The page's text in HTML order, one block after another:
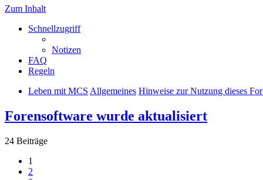
Zum Inhalt
Schnellzugriff
Notizen
FAQ
Regeln
Leben mit MCS Allgemeines Hinweise zur Nutzung dieses
Forensoftware wurde aktualisiert
24 Beiträge
1
2